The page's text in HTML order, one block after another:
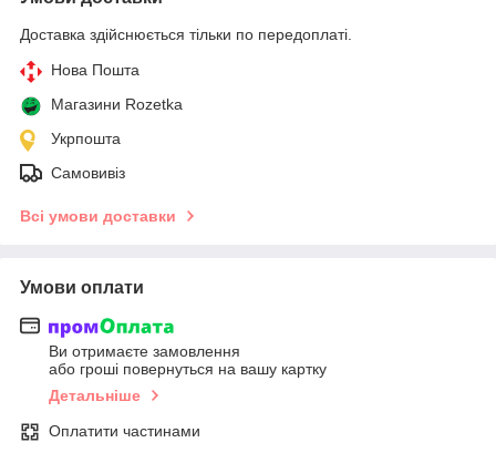
Доставка здійснюється тільки по передоплаті.
Нова Пошта
Магазини Rozetka
Укрпошта
Самовивіз
Всі умови доставки
Умови оплати
Ви отримаєте замовлення
або гроші повернуться на вашу картку
Детальніше
Оплатити частинами